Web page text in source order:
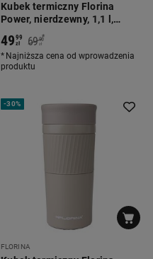
Kubek termiczny Florina
Power, nierdzewny, 1,1 l,
4999
zł 69 90
zł
*
Najniższa cena od wprowadzenia
produktu
-30%
FLORINA